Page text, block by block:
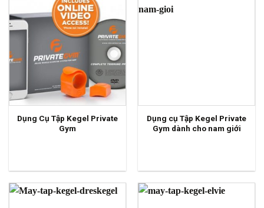
Dụng Cụ Tập Kegel Private
Gym
Dụng cụ Tập Kegel Private
Gym dành cho nam giới